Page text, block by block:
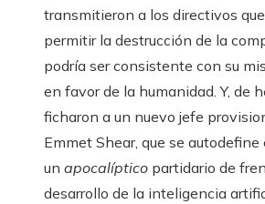
transmitieron a los directivos que
permitir la destrucción de la
podría ser consistente con su
en favor de la humanidad. Y, de
ficharon a un nuevo jefe
Emmet Shear, que se autodefine
un apocalíptico partidario de
desarrollo de la inteligencia